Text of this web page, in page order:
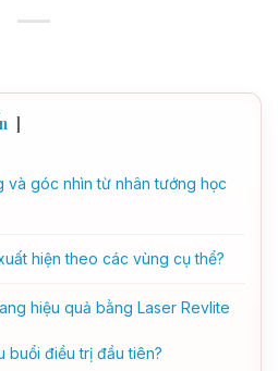
]
và góc nhìn từ nhân tướng học
hiện theo các vùng cụ thể?
hiệu quả bằng Laser Revlite
buổi điều trị đầu tiên?